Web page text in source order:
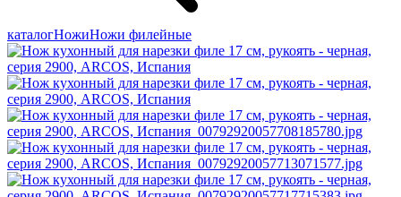
каталогНожиНожи филейные